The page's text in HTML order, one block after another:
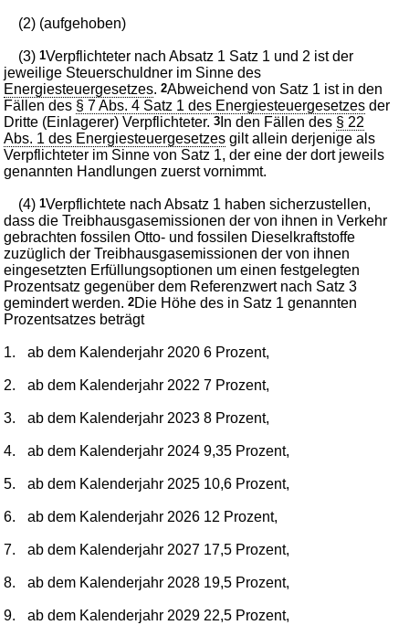
(2) (aufgehoben)
(3)1Verpflichteter nach Absatz 1 Satz 1 und 2 ist der
jeweilige Steuerschuldner im Sinne des
Energiesteuergesetzes.2Abweichend von Satz 1 ist in den
Fällen des § 7 Abs. 4 Satz 1 des Energiesteuergesetzes der
Dritte (Einlagerer) Verpflichteter.3 In den Fällen des § 22
Abs. 1 des Energiesteuergesetzes gilt allein derjenige als
Verpflichteter im Sinne von Satz 1, der eine der dort jeweils
genannten Handlungen zuerst vornimmt.
(4)1Verpflichtete nach Absatz 1 haben sicherzustellen,
dass die Treibhausgasemissionen der von ihnen in Verkehr
gebrachten fossilen Otto- und fossilen Dieselkraftstoffe
zuzüglich der Treibhausgasemissionen der von ihnen
eingesetzten Erfüllungsoptionen um einen festgelegten
Prozentsatz gegenüber dem Referenzwert nach Satz 3
gemindert werden.2Die Höhe des in Satz 1 genannten
Prozentsatzes beträgt
1. ab dem Kalenderjahr 2020 6 Prozent,
2. ab dem Kalenderjahr 2022 7 Prozent,
3. ab dem Kalenderjahr 2023 8 Prozent,
4. ab dem Kalenderjahr 2024 9,35 Prozent,
5. ab dem Kalenderjahr 2025 10,6 Prozent,
6. ab dem Kalenderjahr 2026 12 Prozent,
7. ab dem Kalenderjahr 2027 17,5 Prozent,
8. ab dem Kalenderjahr 2028 19,5 Prozent,
9. ab dem Kalenderjahr 2029 22,5 Prozent,